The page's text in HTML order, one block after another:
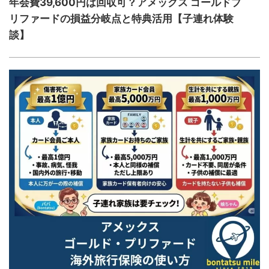
年会費39,600円は回収可？アメックス ゴールドプ
リファードの損益分岐点と特典活用【子連れ体験
談】